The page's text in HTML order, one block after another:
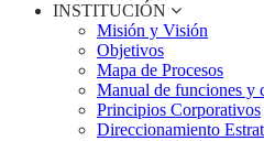
INSTITUCIÓN
Misión y Visión
Objetivos
Mapa de Procesos
Manual de funciones y
Principios Corporativos
Direccionamiento